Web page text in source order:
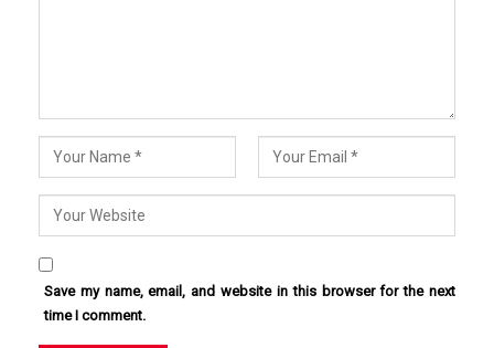
Save my name, email, and website in this browser for the next
time I comment.